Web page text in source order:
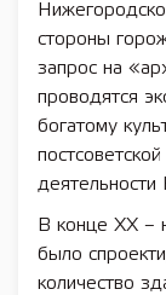
стороны
запрос на
проводятся
богатому
В конце XX –
было
количество